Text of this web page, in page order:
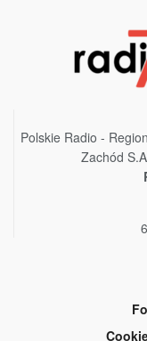
Polskie Radio -
Zachód